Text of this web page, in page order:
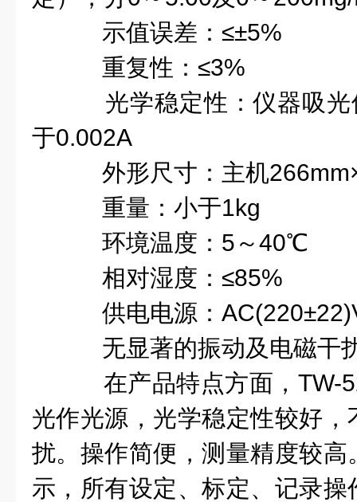
示值误差：≤±5%
重复性：≤3%
光学稳定性：仪器吸光
于0.002A
外形尺寸：主机
重量：小于1kg
环境温度：5～40℃
相对湿度：≤85%
供电电源：
无显著的振动及电磁干
在产品特点方面，TW-
光作光源，光学稳定性较好
扰。操作简便，测量精度较
示，所有设定、标定、记录